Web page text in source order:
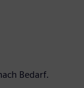
Bedarf.